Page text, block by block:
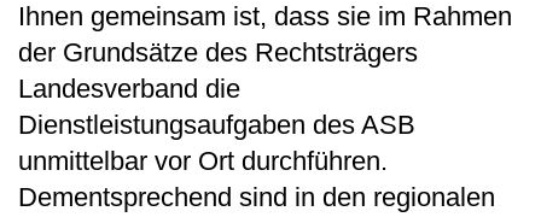
Ihnen gemeinsam ist, dass sie im Rahmen
der Grundsätze des Rechtsträgers
Landesverband die
Dienstleistungsaufgaben des ASB
unmittelbar vor Ort durchführen.
Dementsprechend sind in den regionalen